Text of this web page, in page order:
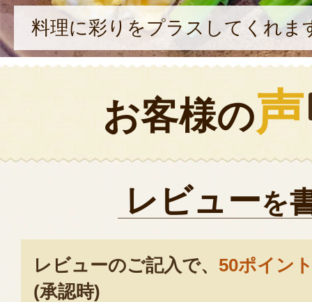
料理に彩りをプラスしてくれま
お客様の声
レビューを
レビューのご記入で、 50ポイン
(承認時)